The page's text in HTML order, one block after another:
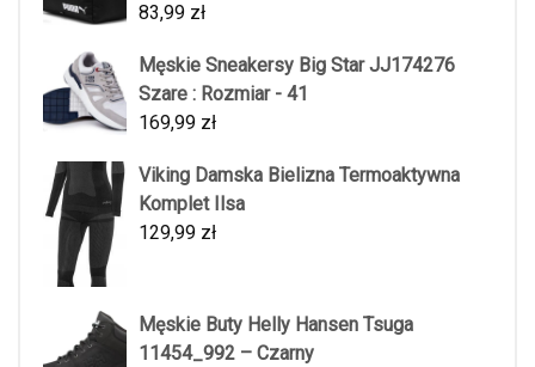
83,99 zł
Męskie Sneakersy Big Star JJ174276
Szare : Rozmiar - 41
169,99 zł
Viking Damska Bielizna Termoaktywna
Komplet Ilsa
129,99 zł
Męskie Buty Helly Hansen Tsuga
11454_992 – Czarny